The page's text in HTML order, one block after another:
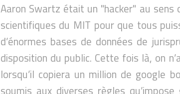
Aaron Swartz était un "hacker" au
scientifiques du MIT pour que tous
d’énormes bases de données de
disposition du public. Cette fois là, on
lorsqu’il copiera un million de google
soumis aux diverses règles